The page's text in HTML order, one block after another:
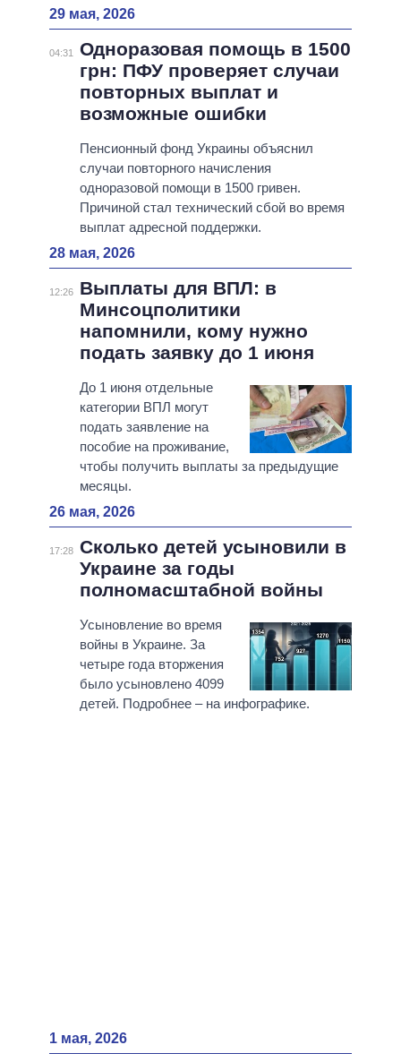
29 мая, 2026
04:31
Одноразовая помощь в 1500
грн: ПФУ проверяет случаи
повторных выплат и
возможные ошибки
Пенсионный фонд Украины объяснил
случаи повторного начисления
одноразовой помощи в 1500 гривен.
Причиной стал технический сбой во время
выплат адресной поддержки.
28 мая, 2026
12:26
Выплаты для ВПЛ: в
Минсоцполитики
напомнили, кому нужно
подать заявку до 1 июня
До 1 июня отдельные
категории ВПЛ могут
подать заявление на
пособие на проживание,
чтобы получить выплаты за предыдущие
месяцы.
26 мая, 2026
17:28 Сколько детей усыновили в
Украине за годы
полномасштабной войны
Усыновление во время
войны в Украине. За
четыре года вторжения
было усыновлено 4099
детей. Подробнее – на инфографике.
1 мая, 2026